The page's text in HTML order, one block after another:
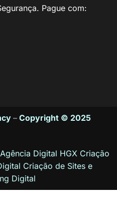
Pague com:
– Copyright © 2025
Agência Digital HGX Criação
Criação de Sites e
Digital